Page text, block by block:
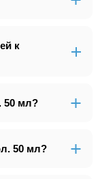
к
50 мл?
50 мл?